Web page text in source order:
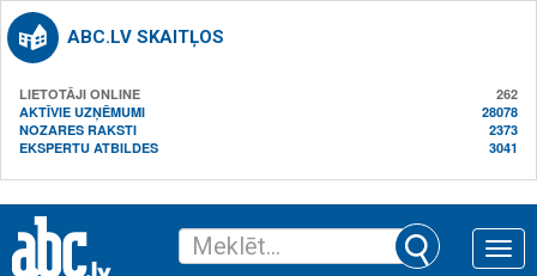
ABC.LV SKAITĻOS
LIETOTĀJI ONLINE
262
AKTĪVIE UZŅĒMUMI
28078
NOZARES RAKSTI
2373
EKSPERTU ATBILDES
3041
Toggle